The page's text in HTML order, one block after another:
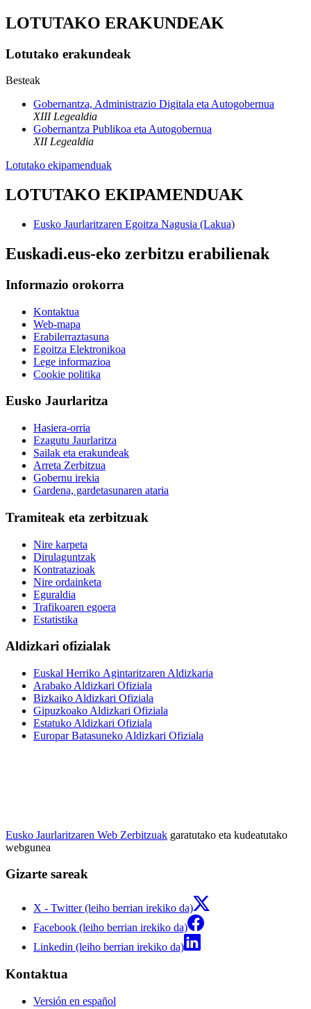
LOTUTAKO ERAKUNDEAK
Lotutako erakundeak
Besteak
Gobernantza, Administrazio Digitala eta Autogobernua
XIII Legealdia
Gobernantza Publikoa eta Autogobernua
XII Legealdia
Lotutako ekipamenduak
LOTUTAKO EKIPAMENDUAK
Eusko Jaurlaritzaren Egoitza Nagusia (Lakua)
Euskadi.eus-eko zerbitzu erabilienak
Informazio orokorra
Kontaktua
Web-mapa
Erabilerraztasuna
Egoitza Elektronikoa
Lege informazioa
Cookie politika
Eusko Jaurlaritza
Hasiera-orria
Ezagutu Jaurlaritza
Sailak eta erakundeak
Arreta Zerbitzua
Gobernu irekia
Gardena, gardetasunaren ataria
Tramiteak eta zerbitzuak
Nire karpeta
Dirulaguntzak
Kontratazioak
Nire ordainketa
Eguraldia
Trafikoaren egoera
Estatistika
Aldizkari ofizialak
Euskal Herriko Agintaritzaren Aldizkaria
Arabako Aldizkari Ofiziala
Bizkaiko Aldizkari Ofiziala
Gipuzkoako Aldizkari Ofiziala
Estatuko Aldizkari Ofiziala
Europar Batasuneko Aldizkari Ofiziala
Eusko Jaurlaritzaren Web Zerbitzuak garatutako eta kudeatutako
webgunea
Gizarte sareak
X - Twitter (leiho berrian irekiko da)
Facebook (leiho berrian irekiko da)
Linkedin (leiho berrian irekiko da)
Kontaktua
Versión en español